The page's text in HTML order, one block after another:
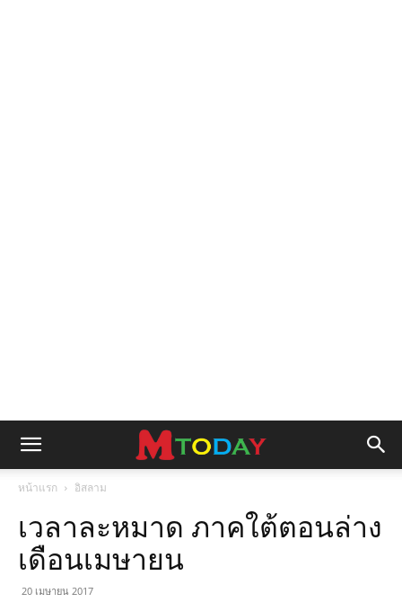
หน้าแรก อิสลาม
เวลาละหมาด ภาคใต้ตอนล่าง
เดือนเมษายน
20 เมษายน 2017